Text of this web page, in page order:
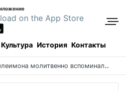
Культура История Контакты
и спасали Киргизское море